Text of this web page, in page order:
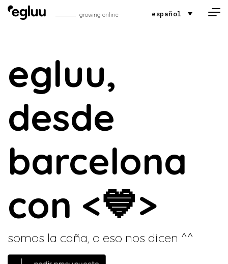
Skip to content
growing online español
egluu,
desde
barcelona
con <💙>
somos la caña, o eso nos dicen ^^